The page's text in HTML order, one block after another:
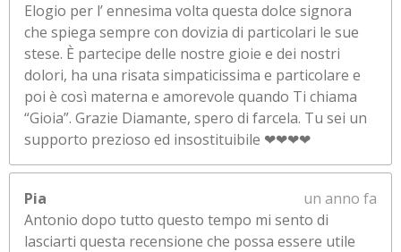
Elogio per l’ ennesima volta questa dolce signora
che spiega sempre con dovizia di particolari le sue
stese. È partecipe delle nostre gioie e dei nostri
dolori, ha una risata simpaticissima e particolare e
poi è così materna e amorevole quando Ti chiama
“Gioia”. Grazie Diamante, spero di farcela. Tu sei un
supporto prezioso ed insostituibile ❤❤❤❤
Pia
un anno fa
Antonio dopo tutto questo tempo mi sento di
lasciarti questa recensione che possa essere utile